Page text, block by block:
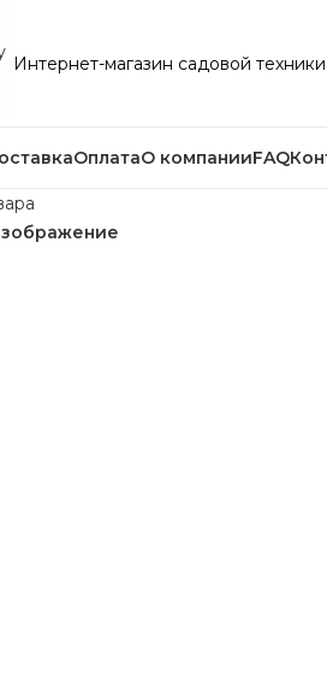
Интернет-магазин садовой техники
ОплатаО компанииFAQ